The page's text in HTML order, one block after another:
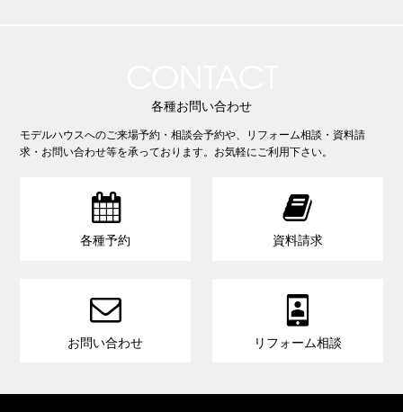
各種お問い合わせ
モデルハウスへのご来場予約・相談会予約や、リフォーム相談・資料請
求・お問い合わせ等を承っております。お気軽にご利用下さい。

各種予約

資料請求

お問い合わせ

リフォーム相談